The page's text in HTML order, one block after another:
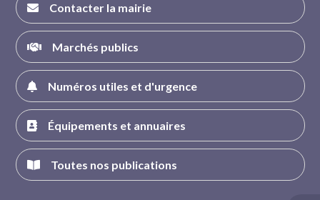
Contacter la mairie
Marchés publics
Numéros utiles et d'urgence
Équipements et annuaires
Toutes nos publications